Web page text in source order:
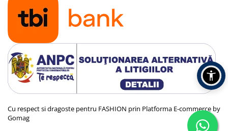
Cu respect si dragoste pentru FASHION prin Platforma E-commerce by
Gomag